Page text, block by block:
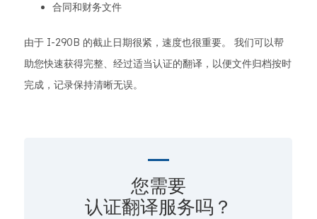
合同和财务文件
由于 I-290B 的截止日期很紧，速度也很重要。 我们可以帮
助您快速获得完整、经过适当认证的翻译，以便文件归档按时
完成，记录保持清晰无误。
您需要
认证翻译服务吗？